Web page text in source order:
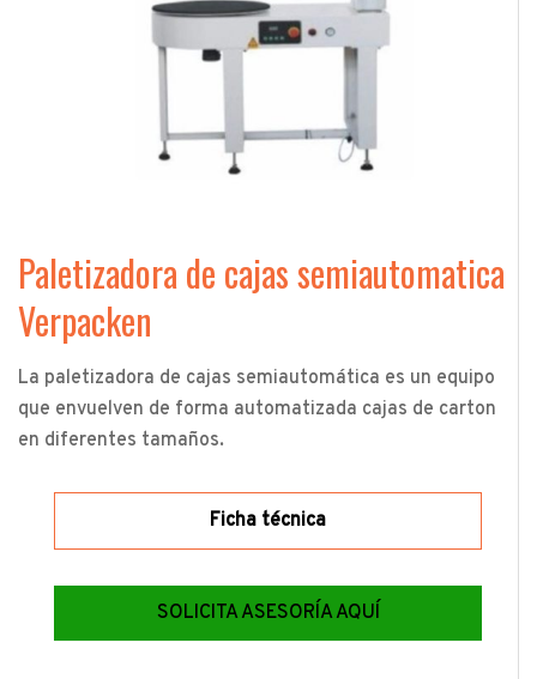
Paletizadora de cajas semiautomatica
Verpacken
La paletizadora de cajas semiautomática es un equipo
que envuelven de forma automatizada cajas de carton
en diferentes tamaños.
Ficha técnica
SOLICITA ASESORÍA AQUÍ